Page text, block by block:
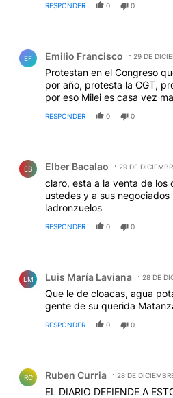
RESPONDER 0 0
EF Emilio Francisco 29 DE
Protestan en el Congreso
por año, protesta la CGT,
por eso Milei es casa vez
RESPONDER 0 0
EB Elber Bacalao 29 DE
claro, esta a la venta de los
ustedes y a sus negociados
ladronzuelos
RESPONDER 0 0
LM Luis María Laviana 28 DE
Que le de cloacas, agua
gente de su querida
RESPONDER 0 0
RC Ruben Curria 28 DE
EL DIARIO DEFIENDE A